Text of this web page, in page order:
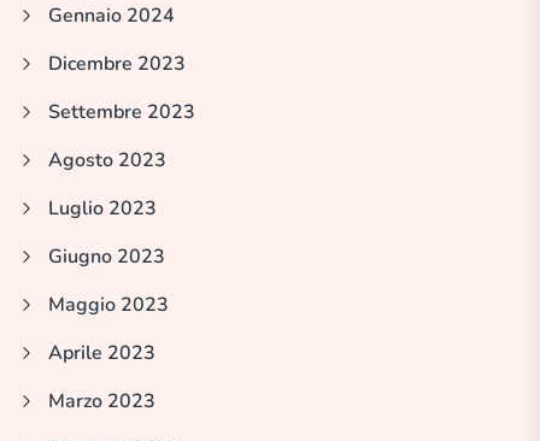
Gennaio 2024
Dicembre 2023
Settembre 2023
Agosto 2023
Luglio 2023
Giugno 2023
Maggio 2023
Aprile 2023
Marzo 2023